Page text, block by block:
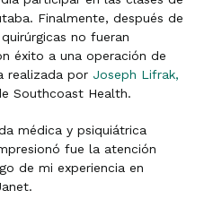
Finalmente, después de
no fueran
éxito a una operación de
realizada por Joseph Lifrak,
Southcoast Health.
médica y psiquiátrica
fue la atención
de mi experiencia en